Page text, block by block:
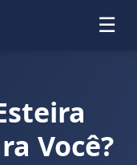
☰
Você?